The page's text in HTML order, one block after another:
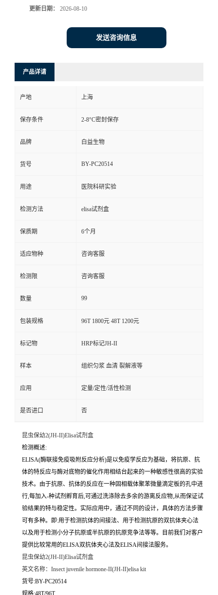
更新日期： 2026-08-10
发送咨询信息
产品详请
产地 上海
保存条件 2-8°C密封保存
品牌 白益生物
货号 BY-PC20514
用途 医院科研实验
检测方法 elisa试剂盒
保质期 6个月
适应物种 咨询客服
检测限 咨询客服
数量 99
包装规格 96T 1800元 48T 1200元
标记物 HRP标记JH-II
样本 组织匀浆 血清 裂解液等
应用 定量/定性/活性检测
是否进口 否
昆虫保幼2(JH-II)Elisa试剂盒
检测概述:
ELISA(酶联接免疫吸附反应分析)是以免疫学反应为基础，将抗原、抗
体的特反应与酶对底物的催化作用相结台起来的一种敏感性很高的实验
技术。由于抗原、抗体的反应在一种固相载体聚苯微量滴定板的孔中进
行,每加入-种试剂孵育后,可通过洗涤除去多余的游离反应物,从而保证试
验结果的特与稳定性。实际应用中，通过不同的设计，具体的方法步骤
可有多种。即:用于检测抗体的间接法、用于检测抗原的双抗体夹心法
以及用于检测小分子抗原或半抗原的抗原竞争法等等。目前我们对客户
提供比较常用的ELISA双抗体夹心法及ELISA间接法服务。
昆虫保幼2(JH-II)Elisa试剂盒
英文名称： Insect juvenile hormone-II(JH-II)elisa kit
货号:BY-PC20514